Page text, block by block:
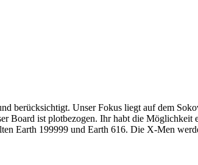
berücksichtigt. Unser Fokus liegt auf dem
Board ist plotbezogen. Ihr habt die
Earth 199999 und Earth 616. Die X-Men